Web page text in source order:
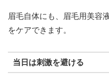
眉毛自体にも、眉毛用美容
をケアできます。
当日は刺激を避ける